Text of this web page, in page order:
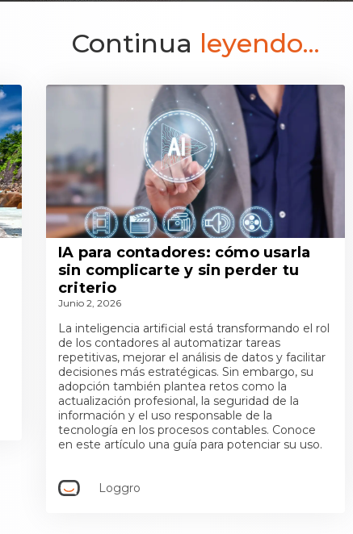
Continua leyendo...
IA para contadores: cómo usarla
sin complicarte y sin perder tu
criterio
Junio 2, 2026
La inteligencia artificial está transformando el rol
de los contadores al automatizar tareas
repetitivas, mejorar el análisis de datos y facilitar
decisiones más estratégicas. Sin embargo, su
adopción también plantea retos como la
actualización profesional, la seguridad de la
información y el uso responsable de la
tecnología en los procesos contables. Conoce
en este artículo una guía para potenciar su uso.
Loggro